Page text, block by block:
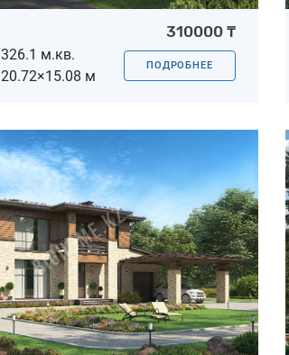
310000 ₸
326.1 м.кв.
20.72×15.08 м
ПОДРОБНЕЕ